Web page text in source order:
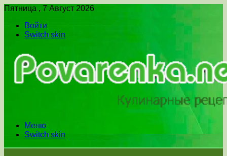
Пятница , 7 Август 2026
Войти
Switch skin
Меню
Switch skin